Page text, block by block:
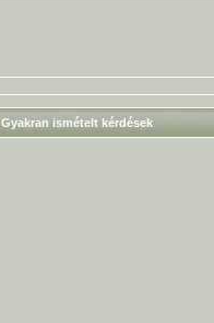
Gyakran ismételt kérdések